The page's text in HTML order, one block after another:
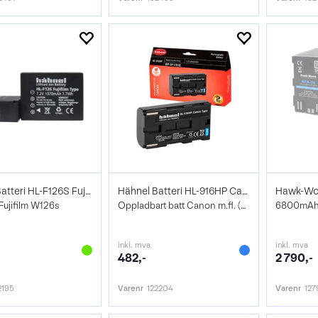
Hähnel Batteri HL-F126S Fujifilm (W126)
W126s
Hähnel Batteri HL-916HP Canon 9xx serie
Oppladbart batt Canon m.fl. (BP-915/916)
inkl. mva
482,-
Varenr 122204
inkl. mva
2 790,-
Varenr